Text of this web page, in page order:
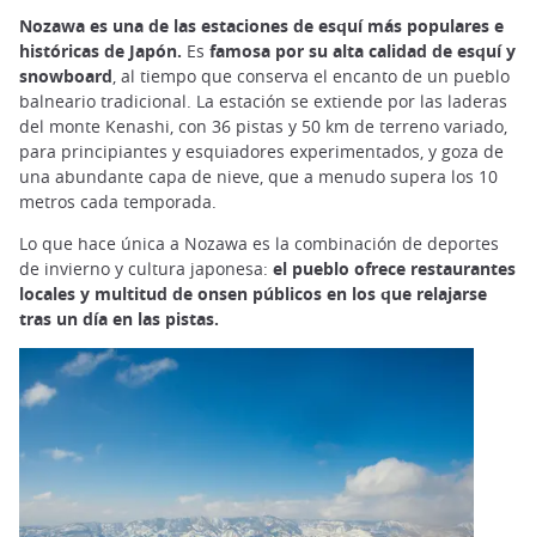
Nozawa es una de las estaciones de esquí más populares e
históricas de Japón. Es famosa por su alta calidad de esquí y
snowboard, al tiempo que conserva el encanto de un pueblo
balneario tradicional. La estación se extiende por las laderas
del monte Kenashi, con 36 pistas y 50 km de terreno variado,
para principiantes y esquiadores experimentados, y goza de
una abundante capa de nieve, que a menudo supera los 10
metros cada temporada.
Lo que hace única a Nozawa es la combinación de deportes
de invierno y cultura japonesa: el pueblo ofrece restaurantes
locales y multitud de onsen públicos en los que relajarse
tras un día en las pistas.